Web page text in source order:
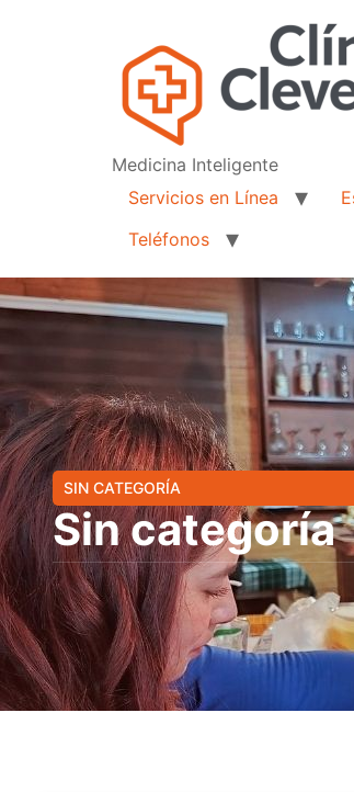
Medicina Inteligente
Servicios en Línea
Teléfonos
SIN CATEGORÍA
Sin categoría